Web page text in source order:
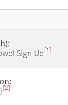
Sign Ue[1]
[2]